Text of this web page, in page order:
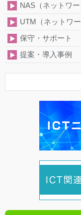
NAS（ネットワー
UTM（ネットワ
保守・サポート
提案・導入事例